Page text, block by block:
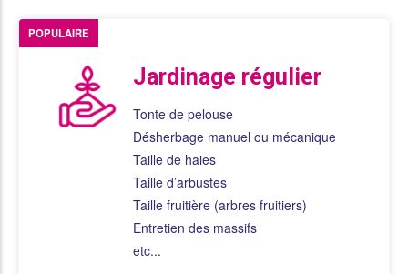
Jardinage régulier
Tonte de pelouse
Désherbage manuel ou mécanique
Taille de haies
Taille d’arbustes
Taille fruitière (arbres fruitiers)
Entretien des massifs
etc...
POPULAIRE